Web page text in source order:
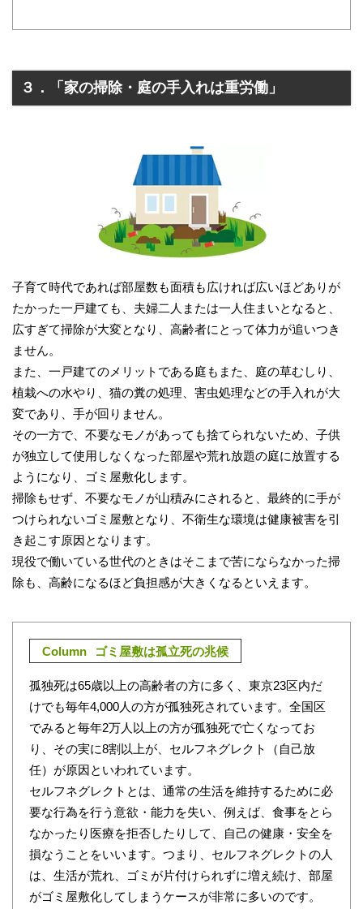
３．「家の掃除・庭の手入れは重労働」
子育て時代であれば部屋数も面積も広ければ広いほどありが
たかった一戸建ても、夫婦二人または一人住まいとなると、
広すぎて掃除が大変となり、高齢者にとって体力が追いつき
ません。
また、一戸建てのメリットである庭もまた、庭の草むしり、
植栽への水やり、猫の糞の処理、害虫処理などの手入れが大
変であり、手が回りません。
その一方で、不要なモノがあっても捨てられないため、子供
が独立して使用しなくなった部屋や荒れ放題の庭に放置する
ようになり、ゴミ屋敷化します。
掃除もせず、不要なモノが山積みにされると、最終的に手が
つけられないゴミ屋敷となり、不衛生な環境は健康被害を引
き起こす原因となります。
現役で働いている世代のときはそこまで苦にならなかった掃
除も、高齢になるほど負担感が大きくなるといえます。
Column ゴミ屋敷は孤立死の兆候
孤独死は65歳以上の高齢者の方に多く、東京23区内だ
けでも毎年4,000人の方が孤独死されています。全国区
でみると毎年2万人以上の方が孤独死で亡くなってお
り、その実に8割以上が、セルフネグレクト（自己放
任）が原因といわれています。
セルフネグレクトとは、通常の生活を維持するために必
要な行為を行う意欲・能力を失い、例えば、食事をとら
なかったり医療を拒否したりして、自己の健康・安全を
損なうことをいいます。つまり、セルフネグレクトの人
は、生活が荒れ、ゴミが片付けられずに増え続け、部屋
がゴミ屋敷化してしまうケースが非常に多いのです。